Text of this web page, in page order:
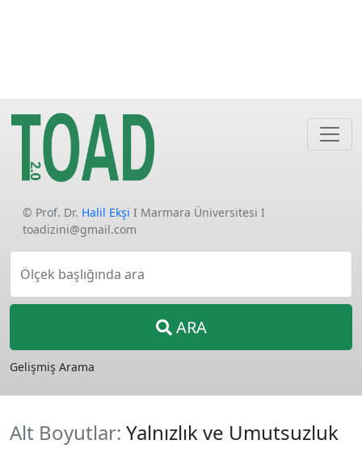
© Prof. Dr. Halil Ekşi I Marmara Üniversitesi I
toadizini@gmail.com
Ölçek başlığında ara
ARA
Gelişmiş Arama
Alt Boyutlar: Yalnızlık ve Umutsuzluk